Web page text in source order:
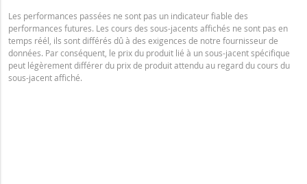
Les performances passées ne sont pas un indicateur fiable des
performances futures. Les cours des sous-jacents affichés ne sont pas en
temps réél, ils sont différés dû à des exigences de notre fournisseur de
données. Par conséquent, le prix du produit lié à un sous-jacent spécifique
peut légèrement différer du prix de produit attendu au regard du cours du
sous-jacent affiché.